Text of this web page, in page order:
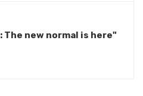
new normal is here"